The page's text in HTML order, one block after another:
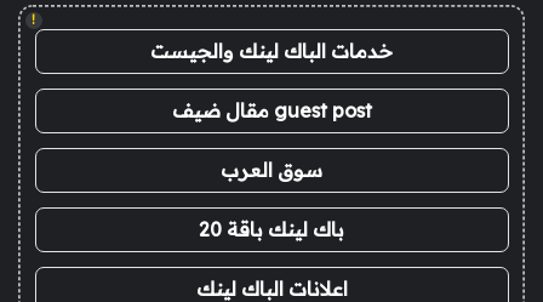
!
خدمات الباك لينك والجيست
guest post مقال ضيف
سوق العرب
باك لينك باقة 20
اعلانات الباك لينك